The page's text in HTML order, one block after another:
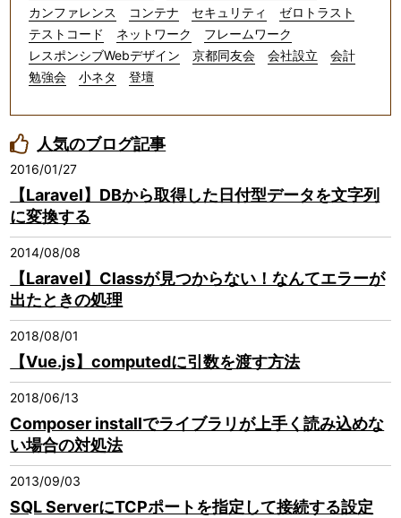
カンファレンス
コンテナ セキュリティ
ゼロトラスト
テストコード
ネットワーク
フレームワーク
レスポンシブWebデザイン
京都同友会 会社設立
会計
勉強会
小ネタ 登壇
人気のブログ記事
2016/01/27
【Laravel】DBから取得した日付型データを文字列
に変換する
2014/08/08
【Laravel】Classが見つからない！なんてエラーが
出たときの処理
2018/08/01
【Vue.js】computedに引数を渡す方法
2018/06/13
Composer installでライブラリが上手く読み込めな
い場合の対処法
2013/09/03
SQL ServerにTCPポートを指定して接続する設定